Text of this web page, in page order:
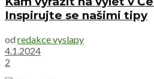
Inspirujte se našimi tipy
od redakce vyslapy
4.1.2024
2